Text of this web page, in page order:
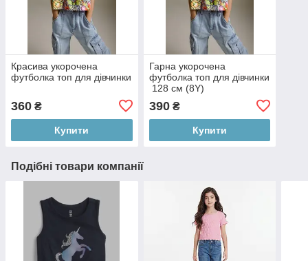
Красива укорочена
футболка топ для дівчинки
360 ₴
Купити
Гарна укорочена
футболка топ для дівчинки
128 см (8Y)
390₴
Купити
Подібні товари компанії